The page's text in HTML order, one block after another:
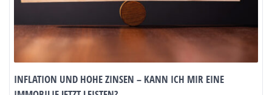
INFLATION UND HOHE ZINSEN – KANN ICH MIR EINE